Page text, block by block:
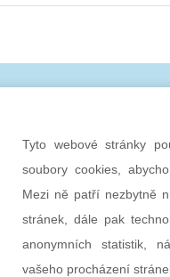
časopisu
službou Google reCAPTCHA
údajů
Tyto webové stránky
soubory cookies,
Mezi ně patří nezbytně
stránek, dále pak
anonymních statistik,
vašeho procházení